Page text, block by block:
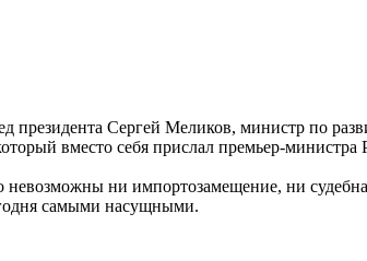
президента Сергей Меликов, министр по
вместо себя прислал премьер-министра
ни импортозамещение, ни
самыми насущными.